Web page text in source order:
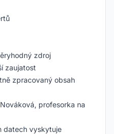
zdroj
zaujatost
zpracovaný obsah
profesorka na
datech vyskytuje